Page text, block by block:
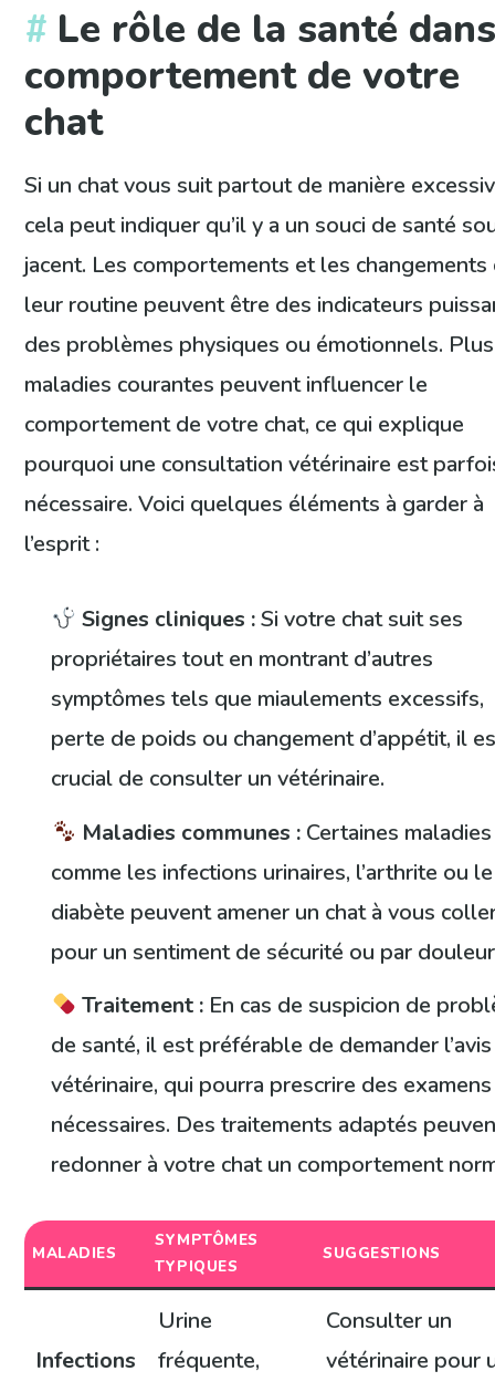
Le rôle de la santé
comportement de votre
chat
Si un chat vous suit partout de manière
cela peut indiquer qu’il y a un souci de santé
jacent. Les comportements et les changements
leur routine peuvent être des indicateurs
des problèmes physiques ou émotionnels.
maladies courantes peuvent influencer le
comportement de votre chat, ce qui explique
pourquoi une consultation vétérinaire est
nécessaire. Voici quelques éléments à garder à
l’esprit :
Signes cliniques :Si votre chat suit ses
propriétaires tout en montrant d’autres
symptômes tels que miaulements excessifs,
perte de poids ou changement d’appétit, il
crucial de consulter un vétérinaire.
Maladies communes : Certaines maladies
comme les infections urinaires, l’arthrite ou le
diabète peuvent amener un chat à vous
pour un sentiment de sécurité ou par
Traitement : En cas de suspicion de
de santé, il est préférable de demander l’avis
vétérinaire, qui pourra prescrire des examens
nécessaires. Des traitements adaptés
redonner à votre chat un comportement
MALADIES
SYMPTÔMES
TYPIQUES
SUGGESTIONS
Infections
Urine
fréquente,
Consulter un
vétérinaire pour